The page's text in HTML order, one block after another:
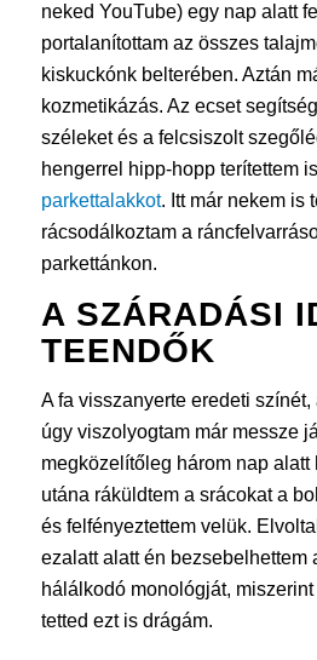
neked YouTube) egy nap alatt
portalanítottam az összes
kiskuckónk belterében. Aztán
kozmetikázás. Az ecset
széleket és a felcsiszolt
hengerrel hipp-hopp terítettem
parkettalakkot. Itt már nekem is
rácsodálkoztam a
parkettánkon.
A SZÁRADÁSI
TEENDŐK
A fa visszanyerte eredeti színét,
úgy viszolyogtam már messze
megközelítőleg három nap alatt
utána ráküldtem a srácokat a
és felfényeztettem velük.
ezalatt alatt én bezsebelhettem
hálálkodó monológját,
tetted ezt is drágám.